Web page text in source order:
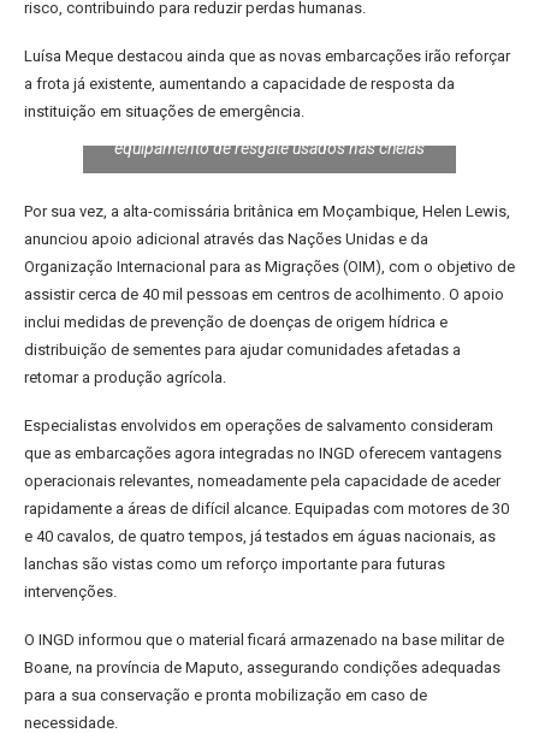
risco, contribuindo para reduzir perdas humanas.
Luísa Meque destacou ainda que as novas embarcações irão reforçar
a frota já existente, aumentando a capacidade de resposta da
instituição em situações de emergência.
Reino Unido entrega ao INGD embarcações e
equipamento de resgate usados nas cheias
Por sua vez, a alta-comissária britânica em Moçambique, Helen Lewis,
anunciou apoio adicional através das Nações Unidas e da
Organização Internacional para as Migrações (OIM), com o objetivo de
assistir cerca de 40 mil pessoas em centros de acolhimento. O apoio
inclui medidas de prevenção de doenças de origem hídrica e
distribuição de sementes para ajudar comunidades afetadas a
retomar a produção agrícola.
Especialistas envolvidos em operações de salvamento consideram
que as embarcações agora integradas no INGD oferecem vantagens
operacionais relevantes, nomeadamente pela capacidade de aceder
rapidamente a áreas de difícil alcance. Equipadas com motores de 30
e 40 cavalos, de quatro tempos, já testados em águas nacionais, as
lanchas são vistas como um reforço importante para futuras
intervenções.
O INGD informou que o material ficará armazenado na base militar de
Boane, na província de Maputo, assegurando condições adequadas
para a sua conservação e pronta mobilização em caso de
necessidade.